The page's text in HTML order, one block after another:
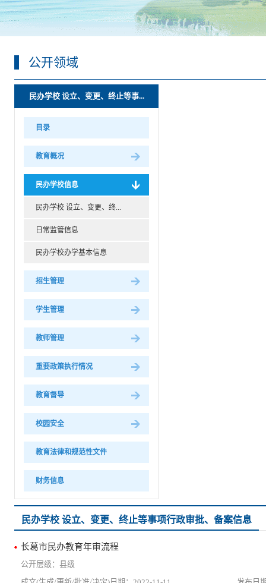
公开领域
民办学校 设立、变更、终止等事...
目录
教育概况
民办学校信息
民办学校 设立、变更、终...
日常监管信息
民办学校办学基本信息
招生管理
学生管理
教师管理
重要政策执行情况
教育督导
校园安全
教育法律和规范性文件
财务信息
民办学校 设立、变更、终止等事项行政审批、备案信息
长葛市民办教育年审流程
县级